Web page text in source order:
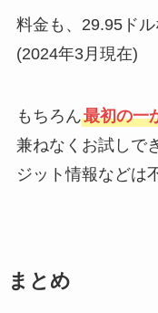
料金も、29.95ドル
(2024年3月現在)
もちろん最初の一
兼ねなくお試しで
ジット情報などは
まとめ